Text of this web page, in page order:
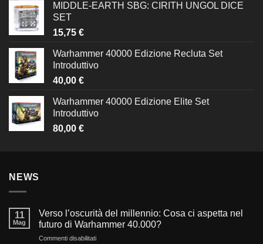
MIDDLE-EARTH SBG: CIRITH UNGOL DICE
SET
15,75 €
Warhammer 40000 Edizione Recluta Set
Introduttivo
40,00 €
Warhammer 40000 Edizione Elite Set
Introduttivo
80,00 €
NEWS
11
Mag
Verso l’oscurità del millennio: Cosa ci aspetta nel
futuro di Warhammer 40.000?
Commenti disabilitatisu